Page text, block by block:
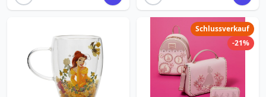
Schlussverkauf
-21%